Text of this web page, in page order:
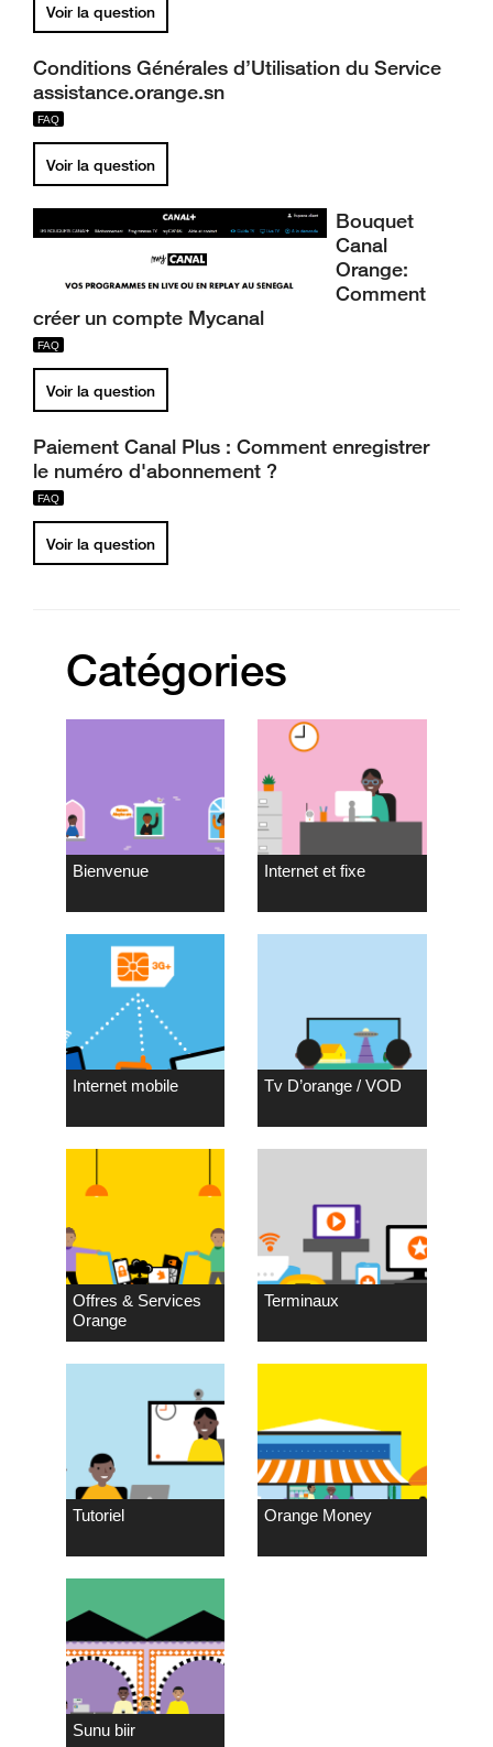
Voir la question
Conditions Générales d’Utilisation du Service
assistance.orange.sn
Voir la question
Bouquet
Canal
Orange:
Comment
créer un compte Mycanal
Voir la question
Paiement Canal Plus : Comment enregistrer
le numéro d'abonnement ?
Voir la question
Catégories
Bienvenue Internet et fixe
Internet mobile Tv D’orange / VOD
Offres & Services
Orange
Terminaux
Tutoriel Orange Money
Sunu biir